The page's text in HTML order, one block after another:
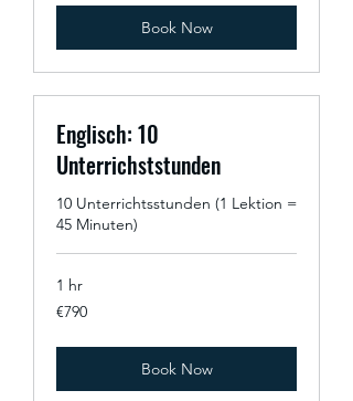
Book Now
Englisch: 10
Unterrichststunden
10 Unterrichtsstunden (1 Lektion =
45 Minuten)
1 hr
790
euros
€790
Book Now